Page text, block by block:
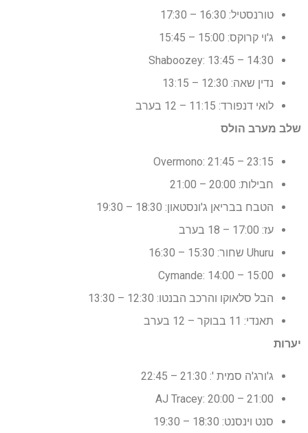
טורנסטיל: 16:30 – 17:30
ג'וי קרוקס: 15:00 – 15:45
Shaboozey: 13:45 – 14:30
נדין שאה: 12:30 – 13:15
לואי דנפורד: 11:15 – 12 בערב
שלב מערב הולס
Overmono: 21:45 – 23:15
חבילות: 20:00 – 21:00
הטבח בבריאן ג'ונסטאון: 18:30 – 19:30
עז: 17:00 – 18 בערב
Uhuru שחור: 15:30 – 16:30
Cymande: 14:00 – 15:00
הבל סלאוקו והרכב הבנטו: 12:30 – 13:30
תאנדי: 11 בבוקר – 12 בערב
יערות
ג'ורג'ה סמית ': 21:30 – 22:45
AJ Tracey: 20:00 – 21:00
סנט וינסנט: 18:30 – 19:30